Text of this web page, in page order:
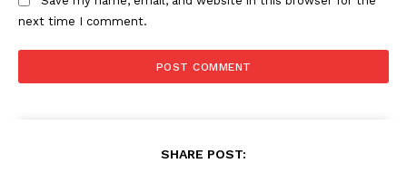
next time I comment.
SHARE POST: